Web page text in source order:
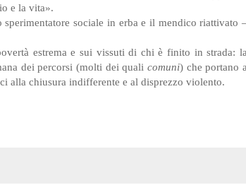
e la vita».
sperimentatore sociale in erba e il mendico riattivato
estrema e sui vissuti di chi è finito in strada: la
dei percorsi (molti dei qualicomuni) che portano a
alla chiusura indifferente e al disprezzo violento.